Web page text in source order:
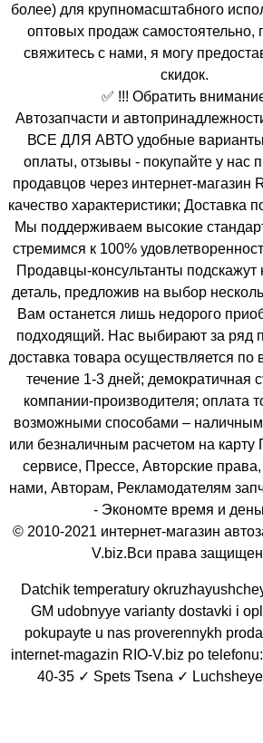
более) для крупномасштабного
оптовых продаж самостоятельно,
свяжитесь с нами, я могу
скидок.
✅ !!! Обратить
Автозапчасти и
ВСЕ ДЛЯ АВТО удобные варианты
оплаты, отзывы - покупайте у нас
продавцов через интернет-магазин
качество характеристики; Доставка
Мы поддерживаем высокие
стремимся к 100%
Продавцы-консультанты
деталь, предложив на выбор
Вам останется лишь недорого
подходящий. Нас выбирают за ряд
доставка товара осуществляется по
течение 1-3 дней; демократичная
компании-производителя; оплата
возможными способами –
или безналичным расчетом на
сервисе, Прессе, Авторские
нами, Авторам, Рекламодателям
- Экономте время и
© 2010-2021 интернет-магазин
V.biz.Вси права
Datchik temperatury
GM udobnyye varianty dostavki i
pokupayte u nas proverennykh
internet-magazin RIO-V.biz po
40-35 ✓ Spets Tsena ✓